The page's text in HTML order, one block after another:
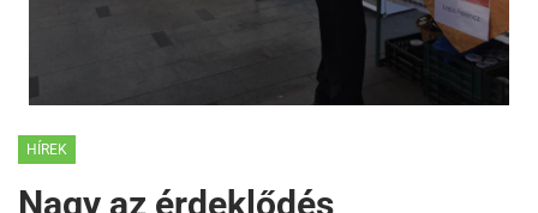
HÍREK
Nagy az érdeklődés